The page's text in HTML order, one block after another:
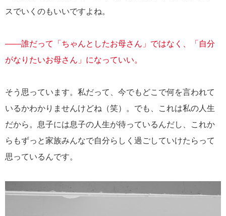
スでいくのもいいですよね。
――誰だって「ちゃんとしたお母さん」ではなく、「自分
がなりたいお母さん」になっていい。
そう思っています。私だって、今でもどこで何を言われて
いるかわかりませんけどね（笑）。でも、これは私の人生
だから。息子には息子の人生が待っているんだし、これか
らもずっと家族みんなで自分らしく過ごしていけたらって
思っているんです。